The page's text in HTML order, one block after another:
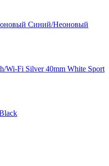
Синий/Неоновый
Wi-Fi Silver 40mm White Sport